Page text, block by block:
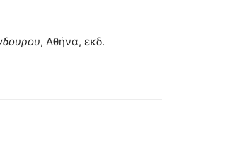
, Αθήνα, εκδ.